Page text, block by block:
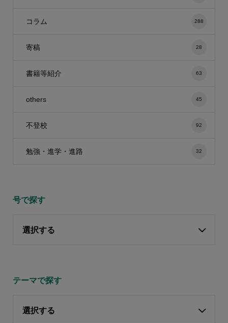
コラム 288
寄稿 28
書籍等紹介 63
others 45
不登校 92
勉強・進学・進路 32
号で探す
選択する
テーマで探す
選択する